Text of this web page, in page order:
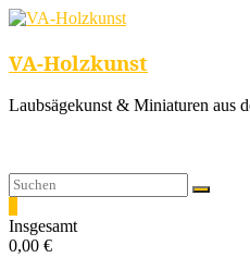
VA-Holzkunst
Laubsägekunst & Miniaturen aus
Insgesamt
0,00 €